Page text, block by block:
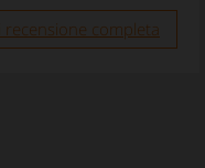
recensione completa